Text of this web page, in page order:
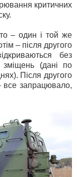
критичних
– один і той же
– після другого
без
(дані по
Після другого
все запрацювало,